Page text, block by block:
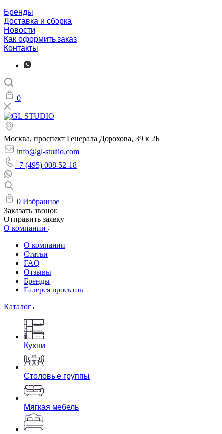
Бренды
Доставка и сборка
Новости
Как оформить заказ
Контакты
0
Москва, проспект Генерала Дорохова, 39 к 2Б
info@gl-studio.com
+7 (495) 008-52-18
0 Избранное
Заказать звонок
Отправить заявку
О компании
О компании
Статьи
FAQ
Отзывы
Бренды
Галерея проектов
Каталог
Кухни
Столовые группы
Мягкая мебель